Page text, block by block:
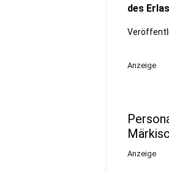
des
Anzeige
Anzeige